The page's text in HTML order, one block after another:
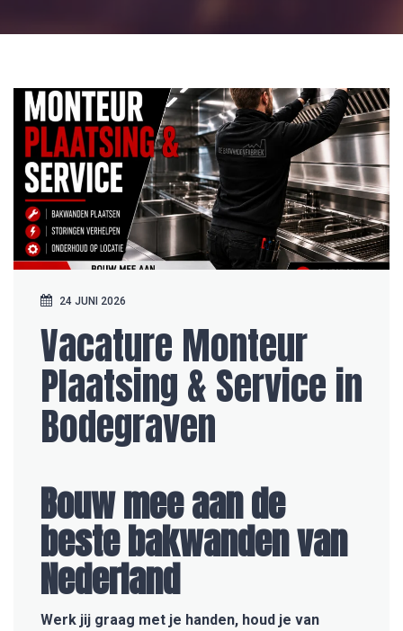
24 JUNI 2026
Vacature Monteur
Plaatsing & Service in
Bodegraven
Bouw mee aan de
beste bakwanden van
Nederland
Werk jij graag met je handen, houd je van